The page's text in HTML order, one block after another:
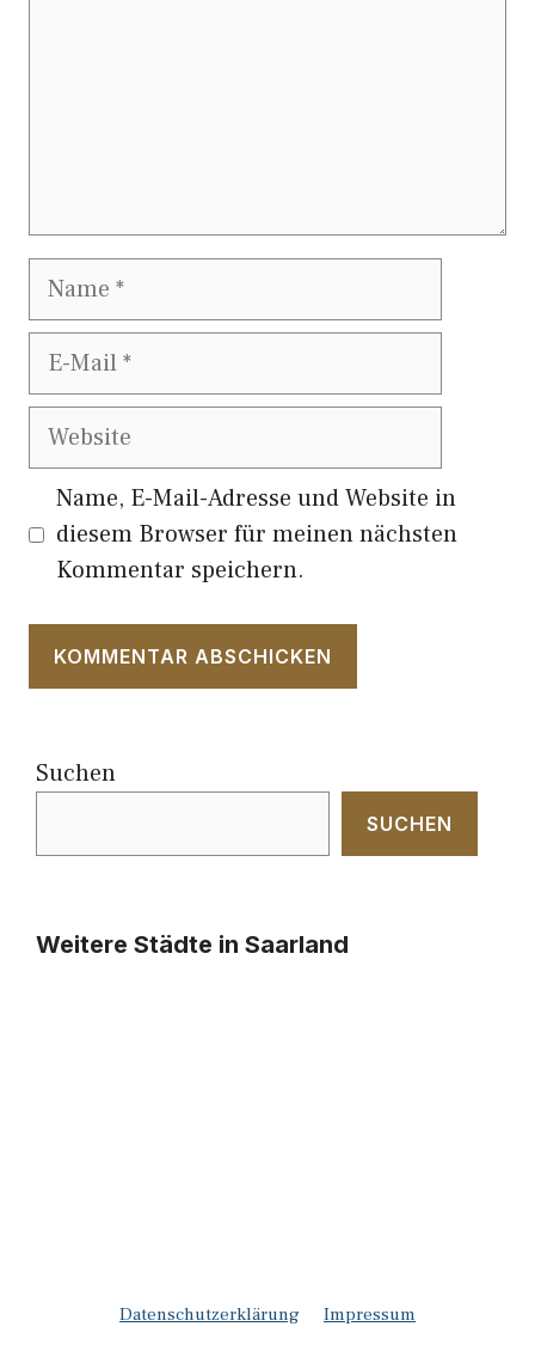
Name
E-
Website
Name, E-Mail-Adresse und Website in
diesem Browser für meinen nächsten
Kommentar speichern.
Suchen
SUCHEN
Weitere Städte in Saarland
Datenschutzerklärung
Impressum